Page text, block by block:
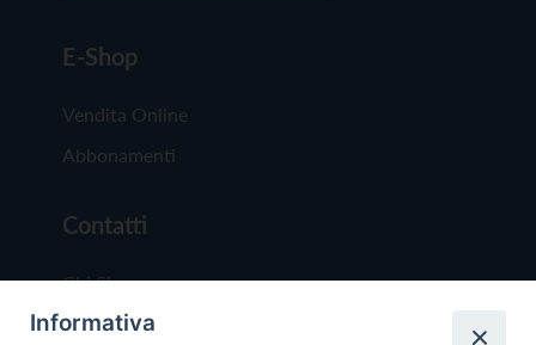
E-Shop
Vendita Online
Abbonamenti
Contatti
Chi Siamo
Redazione
Informativa